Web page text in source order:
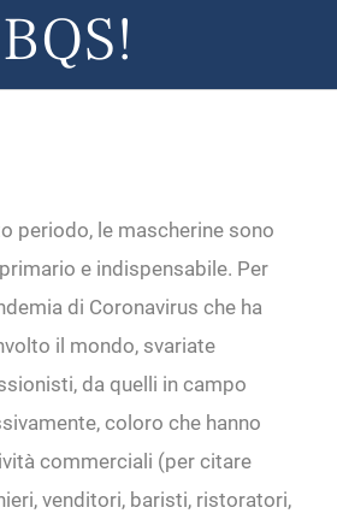
BQS!
periodo, le mascherine sono
e indispensabile. Per
di Coronavirus che ha
il mondo, svariate
da quelli in campo
coloro che hanno
commerciali (per citare
venditori, baristi, ristoratori,